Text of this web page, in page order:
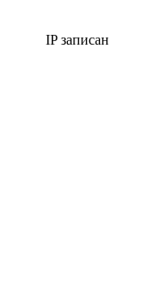
IP записан